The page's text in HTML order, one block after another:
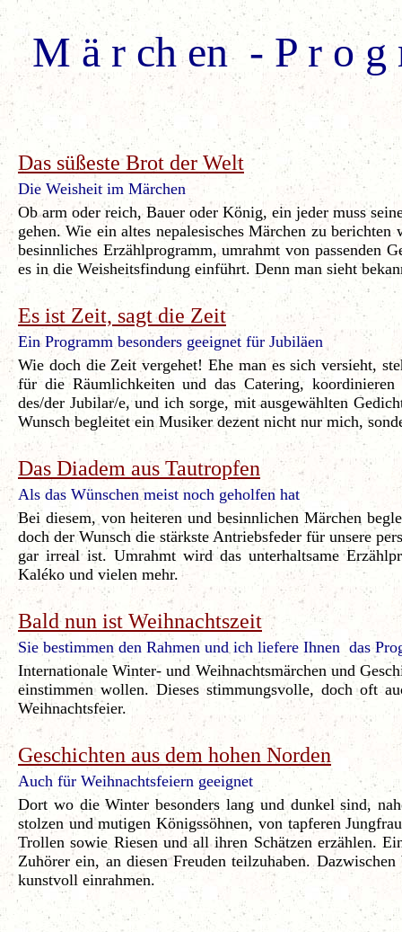
M ä r ch en - P r o
Das süßeste Brot der Welt
Die Weisheit im Märchen
Ob arm oder reich, Bauer oder König, ein jeder muss
gehen. Wie ein altes nepalesisches Märchen zu
besinnliches Erzählprogramm, umrahmt von passenden
es in die Weisheitsfindung einführt. Denn man sieht
Es ist Zeit, sagt die Zeit
Ein Programm besonders geeignet für Jubiläen
Wie doch die Zeit vergehet! Ehe man es sich versieht,
für die Räumlichkeiten und das Catering,
des/der Jubilar/e, und ich sorge, mit ausgewählten
Wunsch begleitet ein Musiker dezent nicht nur mich,
Das Diadem aus Tautropfen
Als das Wünschen meist noch geholfen hat
Bei diesem, von heiteren und besinnlichen Märchen
doch der Wunsch die stärkste Antriebsfeder für unsere
gar irreal ist. Umrahmt wird das unterhaltsame
Kaléko und vielen mehr.
Bald nun ist Weihnachtszeit
Sie bestimmen den Rahmen und ich liefere Ihnen das
Internationale Winter- und Weihnachtsmärchen und
einstimmen wollen. Dieses stimmungsvolle, doch oft
Weihnachtsfeier.
Geschichten aus dem hohen Norden
Auch für Weihnachtsfeiern geeignet
Dort wo die Winter besonders lang und dunkel sind,
stolzen und mutigen Königssöhnen, von tapferen
Trollen sowie Riesen und all ihren Schätzen erzählen.
Zuhörer ein, an diesen Freuden teilzuhaben.
kunstvoll einrahmen.